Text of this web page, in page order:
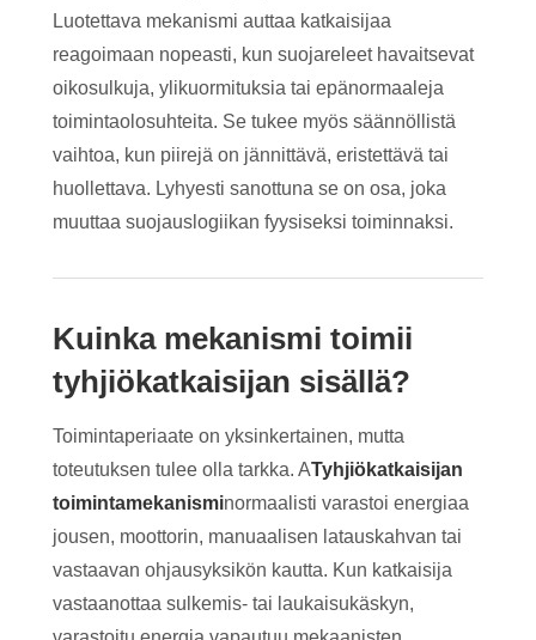
Luotettava mekanismi auttaa katkaisijaa
reagoimaan nopeasti, kun suojareleet havaitsevat
oikosulkuja, ylikuormituksia tai epänormaaleja
toimintaolosuhteita. Se tukee myös säännöllistä
vaihtoa, kun piirejä on jännittävä, eristettävä tai
huollettava. Lyhyesti sanottuna se on osa, joka
muuttaa suojauslogiikan fyysiseksi toiminnaksi.
Kuinka mekanismi toimii
tyhjiökatkaisijan sisällä?
Toimintaperiaate on yksinkertainen, mutta
toteutuksen tulee olla tarkka. ATyhjiökatkaisijan
toimintamekanisminormaalisti varastoi energiaa
jousen, moottorin, manuaalisen latauskahvan tai
vastaavan ohjausyksikön kautta. Kun katkaisija
vastaanottaa sulkemis- tai laukaisukäskyn,